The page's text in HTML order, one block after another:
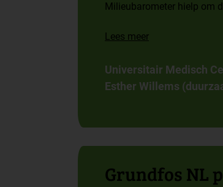
Milieubarometer hielp om
Lees meer
Universitair Medisch
Esther Willems
Grundfos NL